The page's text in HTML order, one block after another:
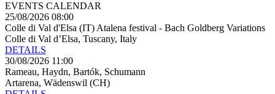
EVENTS CALENDAR
25/08/2026 08:00
Colle di Val d'Elsa (IT) Atalena festival - Bach Goldberg Variations
Colle di Val d’Elsa, Tuscany, Italy
DETAILS
30/08/2026 11:00
Rameau, Haydn, Bartók, Schumann
Artarena, Wädenswil (CH)